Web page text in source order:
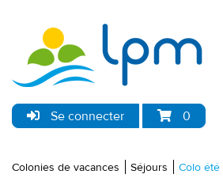
Se connecter 0
Colonies de vacances Séjours Colo